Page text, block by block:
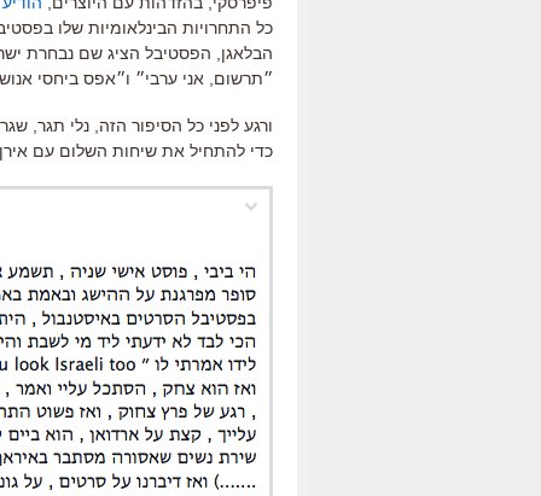
כל התחרויות הבינלאומיות שלו
הבלאגן, הפסטיבל הציג שם נבחרת
״תרשום, אני ערבי״ ו״אפס ביחסי
ורגע לפני כל הסיפור הזה, נלי תגר,
כדי להתחיל את שיחות השלום עם